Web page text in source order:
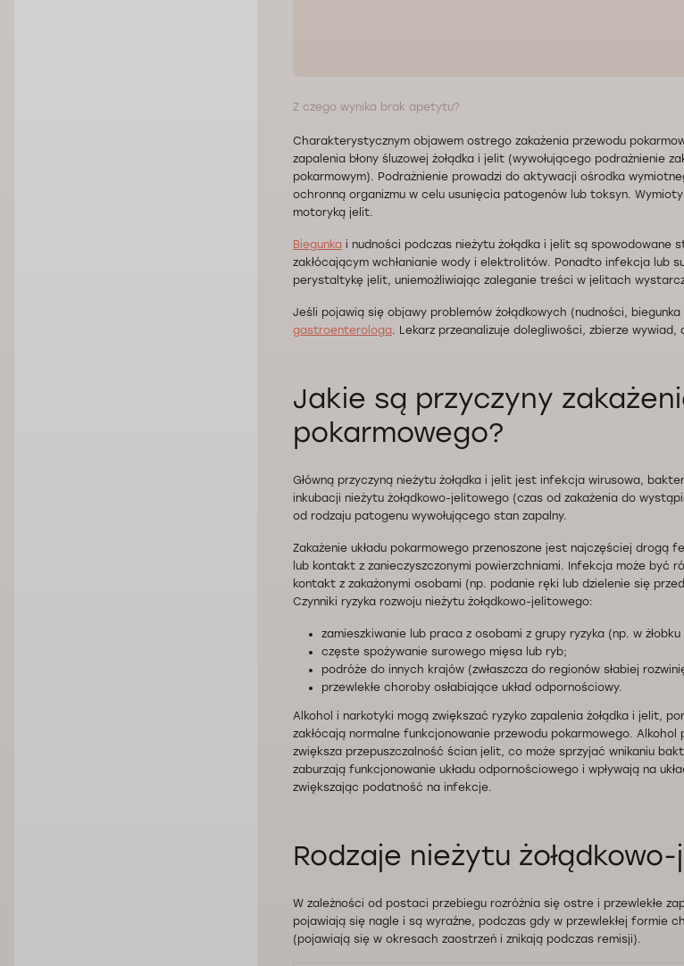
Z czego wynika brak apetytu?
Charakterystycznym objawem ostrego zakażenia przewodu
zapalenia błony śluzowej żołądka i jelit (wywołującego podrażnienie
pokarmowym). Podrażnienie prowadzi do aktywacji ośrodka
ochronną organizmu w celu usunięcia patogenów lub toksyn.
motoryką jelit.
Biegunka i nudności podczas nieżytu żołądka i jelit są spowodowane
zakłócającym wchłanianie wody i elektrolitów. Ponadto infekcja lub
perystaltykę jelit, uniemożliwiając zaleganie treści w jelitach
Jeśli pojawią się objawy problemów żołądkowych (nudności,
gastroenterologa. Lekarz przeanalizuje dolegliwości, zbierze wywiad,
Jakie są przyczyny
pokarmowego?
Główną przyczyną nieżytu żołądka i jelit jest infekcja wirusowa,
inkubacji nieżytu żołądkowo-jelitowego (czas od zakażenia do
od rodzaju patogenu wywołującego stan zapalny.
Zakażenie układu pokarmowego przenoszone jest najczęściej drogą
lub kontakt z zanieczyszczonymi powierzchniami. Infekcja może być
kontakt z zakażonymi osobami (np. podanie ręki lub dzielenie się
Czynniki ryzyka rozwoju nieżytu żołądkowo-jelitowego:
zamieszkiwanie lub praca z osobami z grupy ryzyka (np. w
częste spożywanie surowego mięsa lub ryb;
podróże do innych krajów (zwłaszcza do regionów słabiej
przewlekłe choroby osłabiające układ odpornościowy.
Alkohol i narkotyki mogą zwiększać ryzyko zapalenia żołądka i jelit,
zakłócają normalne funkcjonowanie przewodu pokarmowego. Alkohol
zwiększa przepuszczalność ścian jelit, co może sprzyjać wnikaniu
zaburzają funkcjonowanie układu odpornościowego i wpływają na
zwiększając podatność na infekcje.
Rodzaje nieżytu
W zależności od postaci przebiegu rozróżnia się ostre i przewlekłe
pojawiają się nagle i są wyraźne, podczas gdy w przewlekłej formie
(pojawiają się w okresach zaostrzeń i znikają podczas remisji).